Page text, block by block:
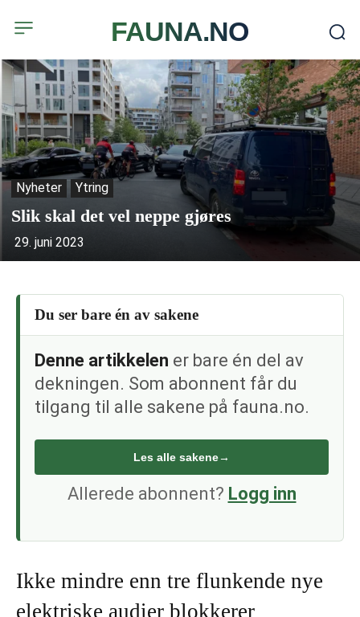
FAUNA.NO
Nyheter Ytring
Slik skal det vel neppe gjøres
29. juni 2023
Du ser bare én av sakene
Denne artikkelen er bare én del av
dekningen. Som abonnent får du
tilgang til alle sakene på fauna.no.
Les alle sakene→
Allerede abonnent? Logg inn
Ikke mindre enn tre flunkende nye
elektriske audier blokkerer